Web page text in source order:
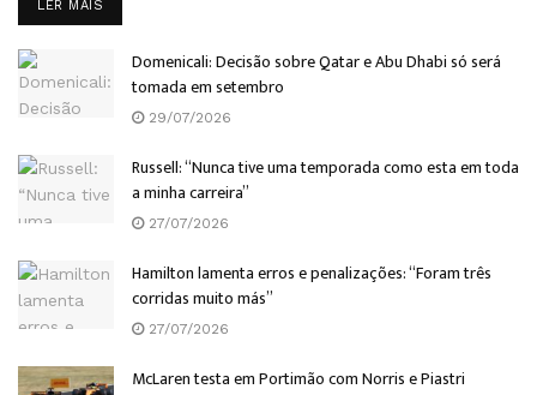
LER MAIS
Domenicali: Decisão sobre Qatar e Abu Dhabi só será
tomada em setembro
29/07/2026
Russell: “Nunca tive uma temporada como esta em toda
a minha carreira”
27/07/2026
Hamilton lamenta erros e penalizações: “Foram três
corridas muito más”
27/07/2026
McLaren testa em Portimão com Norris e Piastri